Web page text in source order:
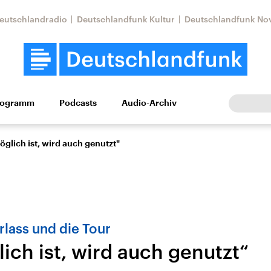
Deutschlandfunk Kultur Deutschlandfunk
Wissen Kultur Europa
Beiträge,
Nahostkonflikt
Iran
Podcasts Audio-Archiv
ist, wird auch genutzt"
und die Tour
ist, wird auch genutzt“